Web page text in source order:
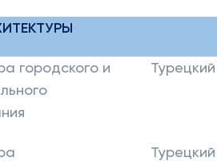
городского и
Турецкий
Турецкий